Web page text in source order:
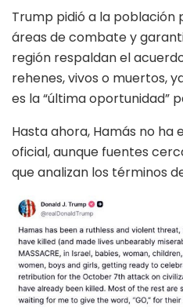
Trump pidió a la población
áreas de combate y
región respaldan el
rehenes, vivos o muertos,
es la “última oportunidad”
Hasta ahora, Hamás no ha
oficial, aunque fuentes
que analizan los términos